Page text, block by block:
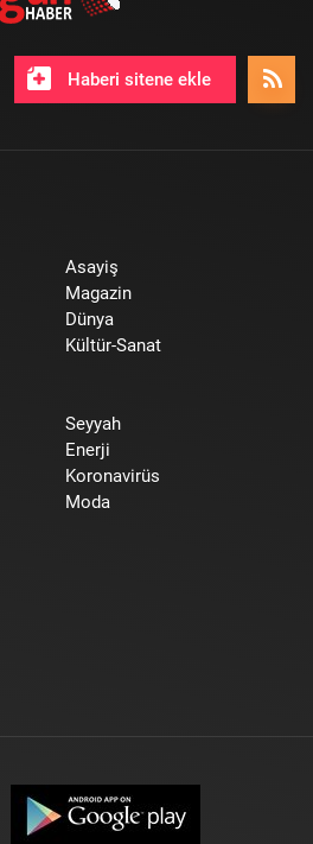
Haberi sitene ekle
Asayiş
Magazin
Dünya
Kültür-Sanat
Seyyah
Enerji
Koronavirüs
Moda